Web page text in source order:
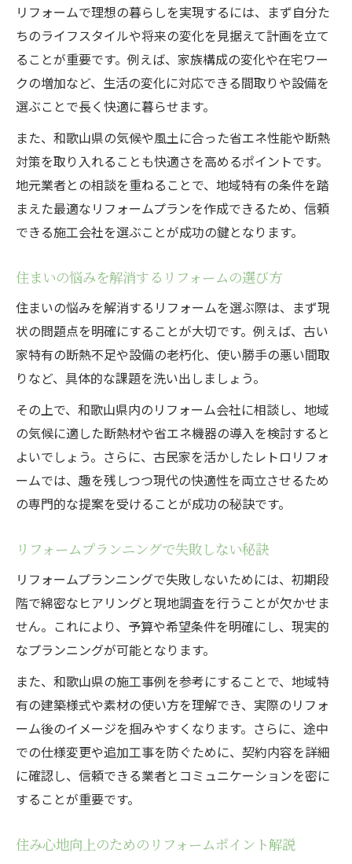
リフォームで理想の暮らしを実現するには、まず自分た
ちのライフスタイルや将来の変化を見据えて計画を立て
ることが重要です。例えば、家族構成の変化や在宅ワー
クの増加など、生活の変化に対応できる間取りや設備を
選ぶことで長く快適に暮らせます。
また、和歌山県の気候や風土に合った省エネ性能や断熱
対策を取り入れることも快適さを高めるポイントです。
地元業者との相談を重ねることで、地域特有の条件を踏
まえた最適なリフォームプランを作成できるため、信頼
できる施工会社を選ぶことが成功の鍵となります。
住まいの悩みを解消するリフォームの選び方
住まいの悩みを解消するリフォームを選ぶ際は、まず現
状の問題点を明確にすることが大切です。例えば、古い
家特有の断熱不足や設備の老朽化、使い勝手の悪い間取
りなど、具体的な課題を洗い出しましょう。
その上で、和歌山県内のリフォーム会社に相談し、地域
の気候に適した断熱材や省エネ機器の導入を検討すると
よいでしょう。さらに、古民家を活かしたレトロリフォ
ームでは、趣を残しつつ現代の快適性を両立させるため
の専門的な提案を受けることが成功の秘訣です。
リフォームプランニングで失敗しない秘訣
リフォームプランニングで失敗しないためには、初期段
階で綿密なヒアリングと現地調査を行うことが欠かせま
せん。これにより、予算や希望条件を明確にし、現実的
なプランニングが可能となります。
また、和歌山県の施工事例を参考にすることで、地域特
有の建築様式や素材の使い方を理解でき、実際のリフォ
ーム後のイメージを掴みやすくなります。さらに、途中
での仕様変更や追加工事を防ぐために、契約内容を詳細
に確認し、信頼できる業者とコミュニケーションを密に
することが重要です。
住み心地向上のためのリフォームポイント解説